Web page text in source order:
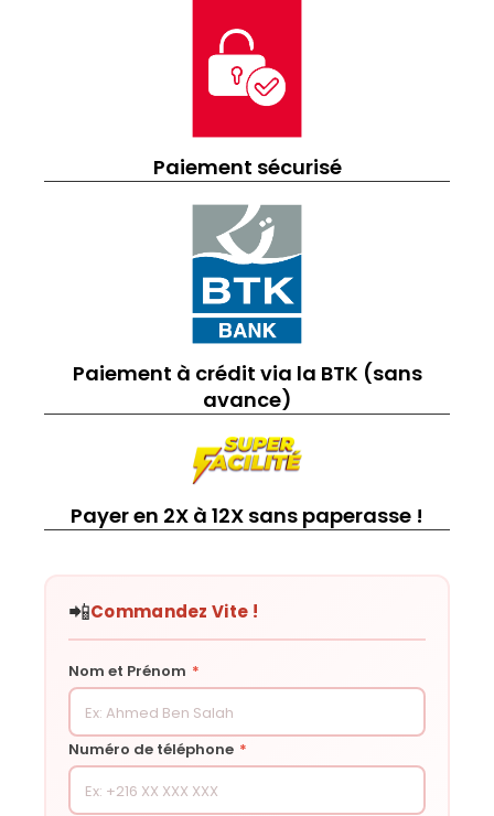
Paiement sécurisé
Paiement à crédit via la BTK (sans
avance)
Payer en 2X à 12X sans paperasse !
📲Commandez Vite !
Nom et Prénom *
Numéro de téléphone *